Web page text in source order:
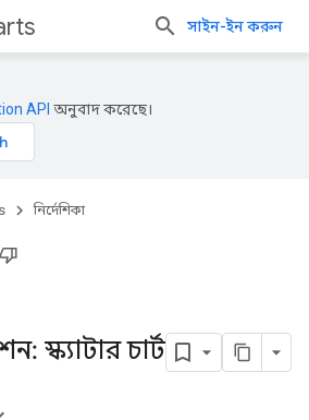
সাইন-ইন করুন
API অনুবাদ করেছে।
নির্দেশিকা
স্ক্যাটার চার্ট